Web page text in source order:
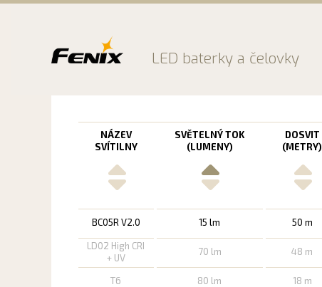
LED baterky a čelovky
NÁZEV
SVÍTILNY
SVĚTELNÝ TOK
(LUMENY)
DOSVIT
(METRY)
BC05R V2.0 15 lm 50 m
LD02 High CRI
+ UV
70 lm 48 m
T6 80 lm 18 m